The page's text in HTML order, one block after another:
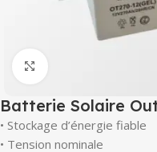
Batterie Solaire
• Stockage d’énergie fiable
• Tension nominale